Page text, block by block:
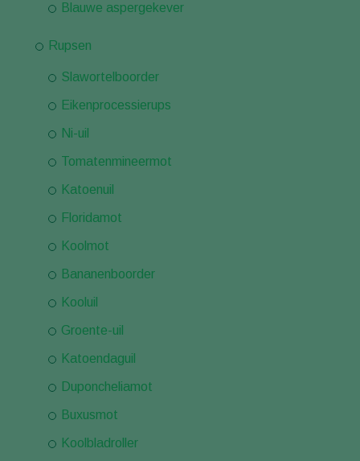
Blauwe aspergekever
Rupsen
Slawortelboorder
Eikenprocessierups
Ni-uil
Tomatenmineermot
Katoenuil
Floridamot
Koolmot
Bananenboorder
Kooluil
Groente-uil
Katoendaguil
Duponcheliamot
Buxusmot
Koolbladroller